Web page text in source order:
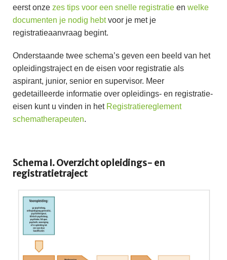
eerst onze zes tips voor een snelle registratie en welke
documenten je nodig hebtvoor je met je
registratieaanvraag begint.
Onderstaande twee schema’s geven een beeld van het
opleidingstraject en de eisen voor registratie als
aspirant, junior, senior en supervisor. Meer
gedetailleerde informatie over opleidings- en registratie-
eisen kunt u vinden in het Registratiereglement
schematherapeuten.
Schema I. Overzicht opleidings- en
registratietraject